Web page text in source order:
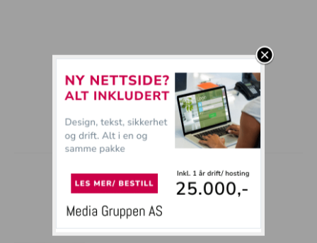
mer tullball